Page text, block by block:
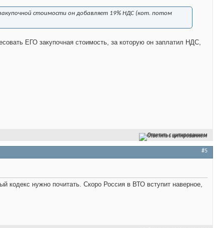
стоимости он добавляет 19% НДС (кот. потом
ЕГО закупочная стоимость, за которую он заплатил НДС,
Ответить с цитированием
#5
кодекс нужно почитать. Скоро Россия в ВТО вступит наверное,